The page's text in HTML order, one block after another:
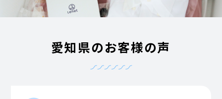
愛知県のお客様の声